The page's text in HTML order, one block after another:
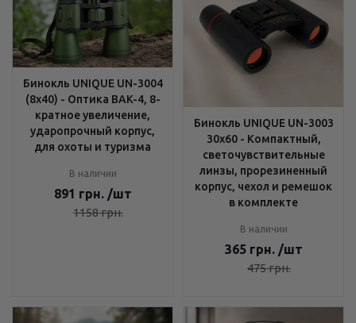
Бинокль UNIQUE UN-3004
(8x40) - Оптика BAK-4, 8-
кратное увеличение,
ударопрочный корпус,
для охоты и туризма
В наличии
891 грн. /шт
1158грн.
Бинокль UNIQUE UN-3003
30x60 - Компактный,
светочувствительные
линзы, прорезиненный
корпус, чехол и ремешок
в комплекте
В наличии
365 грн. /шт
475грн.